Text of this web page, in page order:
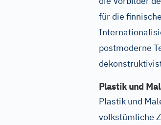
für die
postmoderne
Plastik und
Plastik und
volkstümliche